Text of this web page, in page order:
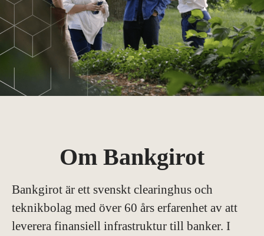
Om Bankgirot
Bankgirot är ett svenskt clearinghus och
teknikbolag med över 60 års erfarenhet av att
leverera finansiell infrastruktur till banker. I